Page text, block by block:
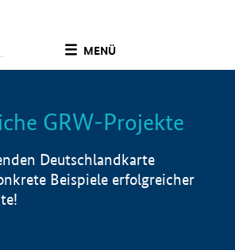
MENÜ
Info
GRW-Projekte
Deutschlandkarte
Beispiele erfolgreicher